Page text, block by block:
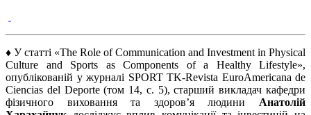
♦ У статті «The Role of Communication and Investment in Physical
Culture and Sports as Components of a Healthy Lifestyle»,
опублікованій у журналі SPORT TK-Revista EuroAmericana de
Ciencias del Deporte (том 14, с. 5), старший викладач кафедри
фізичного виховання та здоров’я людини Анатолій